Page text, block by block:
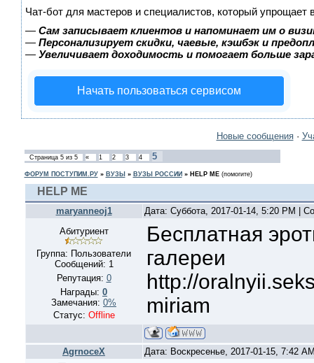
Чат-бот для мастеров и специалистов, который упрощает
— Сам записывает клиентов и напоминает им о
— Персонализирует скидки, чаевые, кэшбэк и
— Увеличивает доходимость и помогает больше
Начать пользоваться сервисом
Новые сообщения·
Страница 5из 5 « 1 2 3 4 5
ФОРУМ ПОСТУПИМ.РУ» ВУЗЫ » ВУЗЫ РОССИИ » HELP ME (помогите)
HELP ME
maryanneoj1
Дата: Суббота, 2017-01-14, 5:20 PM |
Абитуриент
Группа: Пользователи
Сообщений: 1
Репутация: 0
Награды: 0
Замечания: 0%
Статус: Offline
Бесплатная
галереи
http://
miriam
AgrnoceX Дата: Воскресенье, 2017-01-15, 7:42